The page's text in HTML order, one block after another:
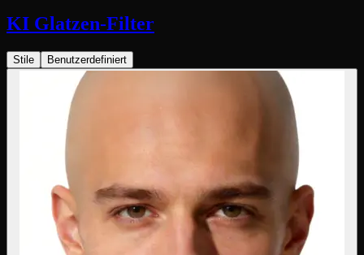
KI Glatzen-Filter
Stile Benutzerdefiniert